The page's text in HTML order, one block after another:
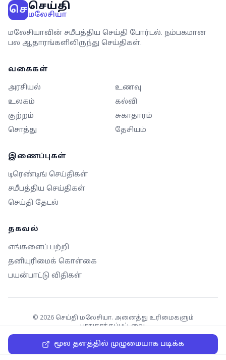
மூல தளத்தில் முழுமையாக படிக்க
செசெய்தி
மலேசியா
மலேசியாவின் சமீபத்திய செய்தி போர்டல். நம்பகமான
பல ஆதாரங்களிலிருந்து செய்திகள்.
வகைகள்
அரசியல்
உணவு
உலகம்
கல்வி
குற்றம்
சுகாதாரம்
சொத்து
தேசியம்
இணைப்புகள்
டிரெண்டிங் செய்திகள்
சமீபத்திய செய்திகள்
செய்தி தேடல்
தகவல்
எங்களைப் பற்றி
தனியுரிமைக் கொள்கை
பயன்பாட்டு விதிகள்
© 2026செய்தி மலேசியா. அனைத்து உரிமைகளும்
பாதுகாக்கப்பட்டவை.